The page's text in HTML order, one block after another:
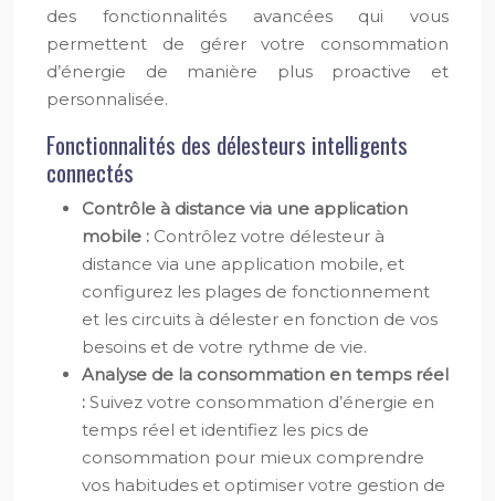
des fonctionnalités avancées qui vous
permettent de gérer votre consommation
d’énergie de manière plus proactive et
personnalisée.
Fonctionnalités des délesteurs intelligents
connectés
Contrôle à distance via une application
mobile : Contrôlez votre délesteur à
distance via une application mobile, et
configurez les plages de fonctionnement
et les circuits à délester en fonction de vos
besoins et de votre rythme de vie.
Analyse de la consommation en temps réel
: Suivez votre consommation d’énergie en
temps réel et identifiez les pics de
consommation pour mieux comprendre
vos habitudes et optimiser votre gestion de